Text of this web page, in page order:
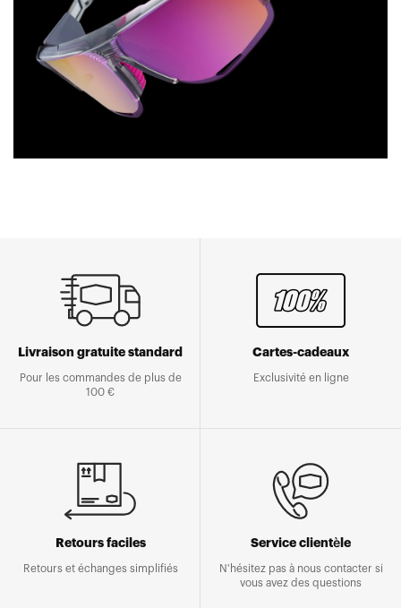
Livraison gratuite standard
Pour les commandes de plus de
100 €
Cartes-cadeaux
Exclusivité en ligne
Retours faciles
Retours et échanges simplifiés
Service clientèle
N'hésitez pas à nous contacter si
vous avez des questions